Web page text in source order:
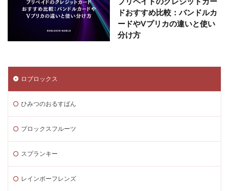
ドおすすめ比較：バンドルカ
ードやVプリカの違いと使い
分け方
ロブロックス
ひみつのおるすばん
ブロックスフルーツ
スプランキー
レインボーフレンズ